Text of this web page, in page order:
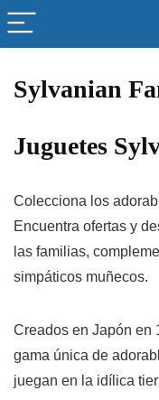
Sylvanian
Juguetes
Colecciona los
Encuentra ofertas y
las familias,
simpáticos muñecos.
Creados en Japón en
gama única de
juegan en la idílica